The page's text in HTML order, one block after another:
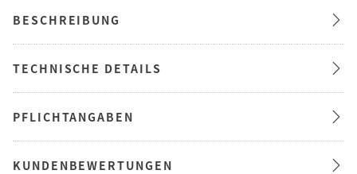
BESCHREIBUNG
TECHNISCHE DETAILS
PFLICHTANGABEN
KUNDENBEWERTUNGEN